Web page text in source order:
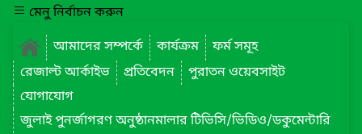
মেনু নির্বাচন করুন
আমাদের সম্পর্কে
কার্যক্রম
ফর্ম সমূহ
রেজাল্ট আর্কাইভ
প্রতিবেদন
পুরাতন ওয়েবসাইট
যোগাযোগ
জুলাই পুনর্জাগরণ অনুষ্ঠানমালার টিভিসি/ভিডিও/ডকুমেন্টারি